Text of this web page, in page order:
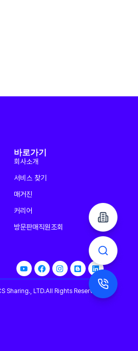
바로가기
회사소개
서비스 찾기
매거진
커리어
방문판매직원조회
Sharing., LTD.All Rights Reserved.